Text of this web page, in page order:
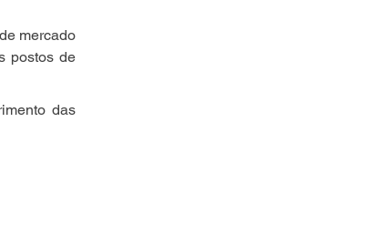
mercado
postos de
das